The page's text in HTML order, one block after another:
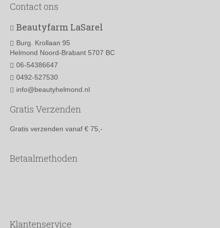
Contact ons
Beautyfarm LaSarel
Burg. Krollaan 95
Helmond Noord-Brabant 5707 BC
06-54386647
0492-527530
info@beautyhelmond.nl
Gratis Verzenden
Gratis verzenden vanaf € 75,-
Betaalmethoden
Klantenservice